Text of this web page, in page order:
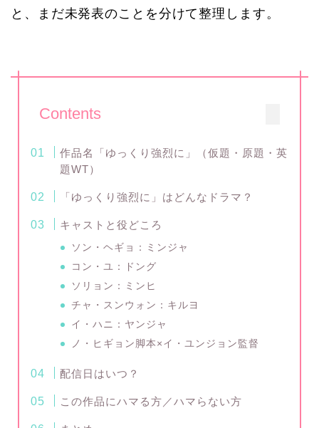
と、まだ未発表のことを分けて整理します。
Contents
作品名「ゆっくり強烈に」（仮題・原題・英
題WT）
「ゆっくり強烈に」はどんなドラマ？
キャストと役どころ
ソン・ヘギョ：ミンジャ
コン・ユ：ドング
ソリョン：ミンヒ
チャ・スンウォン：キルヨ
イ・ハニ：ヤンジャ
ノ・ヒギョン脚本×イ・ユンジョン監督
配信日はいつ？
この作品にハマる方／ハマらない方